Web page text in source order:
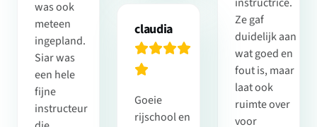
was ook
meteen
ingepland.
Siar was
een hele
fijne
instructeur
Ze gaf
duidelijk aan
wat goed en
fout is, maar
laat ook
ruimte over
voor
claudia
Goeie
rijschool en